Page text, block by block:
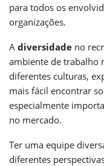
para todos os
organizações.
A diversidade no
ambiente de trabalho
diferentes culturas,
mais fácil encontrar
especialmente
no mercado.
Ter uma equipe
diferentes